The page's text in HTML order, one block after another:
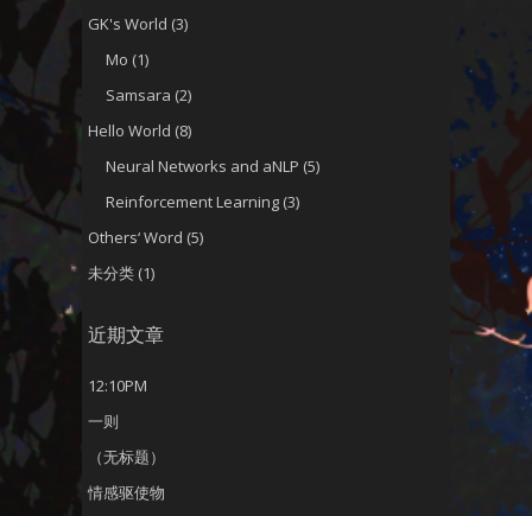
GK's World (3)
Mo (1)
Samsara (2)
Hello World (8)
Neural Networks and aNLP (5)
Reinforcement Learning (3)
Others‘ Word (5)
未分类 (1)
近期文章
12:10PM
一则
（无标题）
情感驱使物